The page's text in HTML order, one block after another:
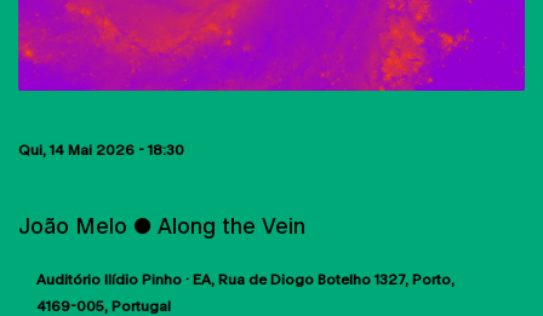
Qui, 14 Mai 2026 - 18:30
João Melo ● Along the Vein
Auditório Ilídio Pinho · EA Rua de Diogo Botelho 1327 Porto
4169-005 Portugal